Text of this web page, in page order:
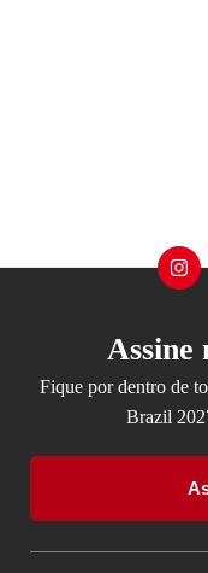
Assine
Fique por dentro de
Brazil